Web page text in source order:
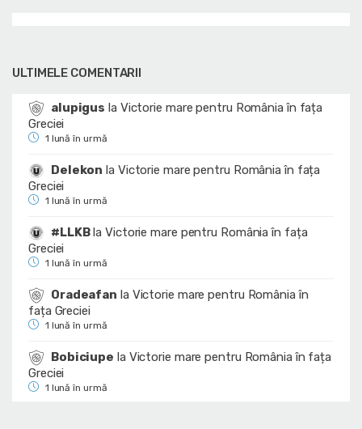
ULTIMELE COMENTARII
alupigus la Victorie mare pentru România în fața
Greciei
1 lună în urmă
Delekon la Victorie mare pentru România în fața
Greciei
1 lună în urmă
#LLKBlaVictorie mare pentru România în fața
Greciei
1 lună în urmă
Oradeafan la Victorie mare pentru România în
fața Greciei
1 lună în urmă
Bobiciupe la Victorie mare pentru România în fața
Greciei
1 lună în urmă